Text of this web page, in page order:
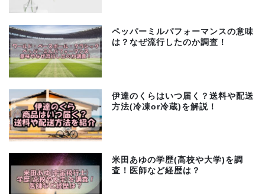
ペッパーミルパフォーマンスの意味
は？なぜ流行したのか調査！
伊達のくらはいつ届く？送料や配送
方法(冷凍or冷蔵)を解説！
米田あゆの学歴(高校や大学)を調
査！医師など経歴は？